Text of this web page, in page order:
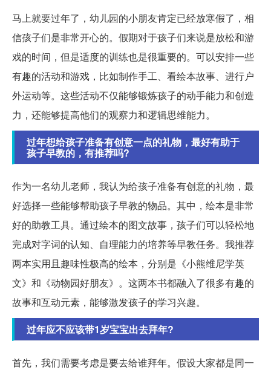
马上就要过年了，幼儿园的小朋友肯定已经放寒假了，相
信孩子们是非常开心的。假期对于孩子们来说是放松和游
戏的时间，但是适度的训练也是很重要的。可以安排一些
有趣的活动和游戏，比如制作手工、看绘本故事、进行户
外运动等。这些活动不仅能够锻炼孩子的动手能力和创造
力，还能够提高他们的观察力和逻辑思维能力。
过年想给孩子准备有创意一点的礼物，最好有助于
孩子早教的，有推荐吗?
作为一名幼儿老师，我认为给孩子准备有创意的礼物，最
好选择一些能够帮助孩子早教的物品。其中，绘本是非常
好的助教工具。通过绘本的图文故事，孩子们可以轻松地
完成对字词的认知、自理能力的培养等早教任务。我推荐
两本实用且趣味性极高的绘本，分别是《小熊维尼学英
文》和《动物园好朋友》。这两本书都融入了很多有趣的
故事和互动元素，能够激发孩子的学习兴趣。
过年应不应该带1岁宝宝出去拜年?
首先，我们需要考虑是要去给谁拜年。假设大家都是同一